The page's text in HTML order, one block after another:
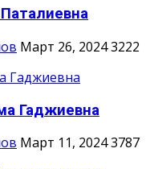
Март 26, 20243222
Гаджиевна
Март 11, 20243787